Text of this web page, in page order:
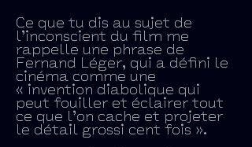
Ce que tu dis au sujet de
l’inconscient du film me
rappelle une phrase de
Fernand Léger, qui a défini le
cinéma comme une
« invention diabolique qui
peut fouiller et éclairer tout
ce que l’on cache et projeter
le détail grossi cent fois ».